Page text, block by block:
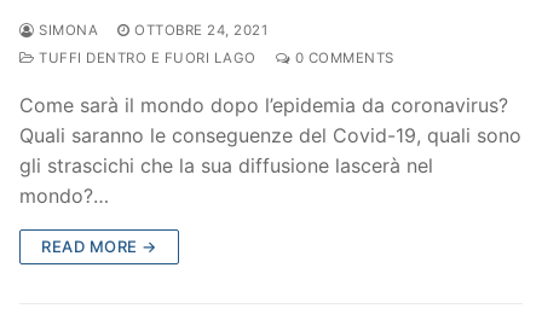
SIMONA
OTTOBRE 24, 2021
TUFFI DENTRO E FUORI LAGO
0 COMMENTS
Come sarà il mondo dopo l’epidemia da coronavirus?
Quali saranno le conseguenze del Covid-19, quali sono
gli strascichi che la sua diffusione lascerà nel
mondo?…
READ MORE →